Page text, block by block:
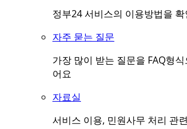
정부24 서비스의 이용방법을
자주 묻는 질문
가장 많이 받는 질문을 FAQ형
어요
자료실
서비스 이용, 민원사무 처리 관